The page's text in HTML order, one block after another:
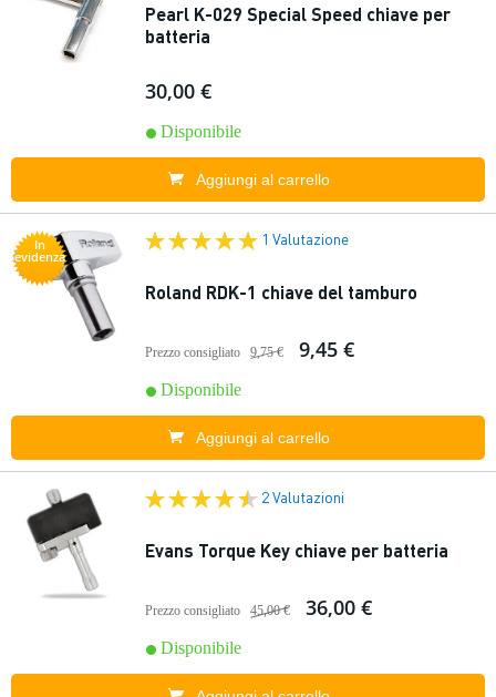
Pearl K-029 Special Speed chiave per
batteria
30,00 €
Disponibile
Aggiungi al carrello
In
evidenza
1 Valutazione
Roland RDK-1 chiave del tamburo
Prezzo consigliato 9,75 € 9,45 €
Disponibile
Aggiungi al carrello
2 Valutazioni
Evans Torque Key chiave per batteria
Prezzo consigliato 45,00 € 36,00 €
Disponibile